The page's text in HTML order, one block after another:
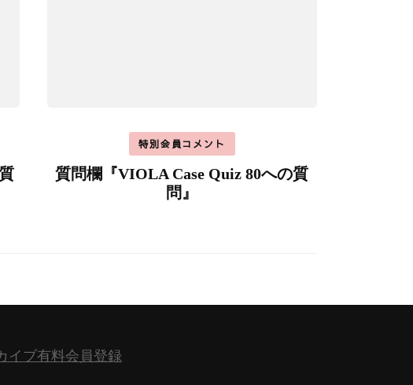
特別会員コメント
質問欄『VIOLA Case Quiz 80への質
問』
イブ有料会員登録